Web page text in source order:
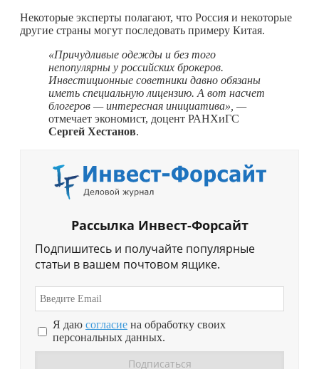
Некоторые эксперты полагают, что Россия и некоторые
другие страны могут последовать примеру Китая.
«Причудливые одежды и без того
непопулярны у российских брокеров.
Инвестиционные советники давно обязаны
иметь специальную лицензию. А вот насчет
блогеров — интересная инициатива», —
отмечает экономист, доцент РАНХиГС
Сергей Хестанов.
Рассылка Инвест-Форсайт
Подпишитесь и получайте популярные
статьи в вашем почтовом ящике.
Я даю согласие на обработку своих
персональных данных.